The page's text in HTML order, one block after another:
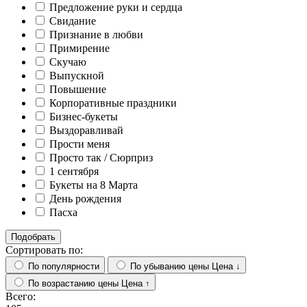
Предложение руки и сердца
Свидание
Признание в любви
Примирение
Скучаю
Выпускной
Повышение
Корпоративные праздники
Бизнес-букеты
Выздоравливай
Прости меня
Просто так / Сюрприз
1 сентября
Букеты на 8 Марта
День рождения
Пасха
Подобрать
Сортировать по:
По популярности По убыванию цены
Цена ↓
По возрастанию цены
Цена ↑
Всего: